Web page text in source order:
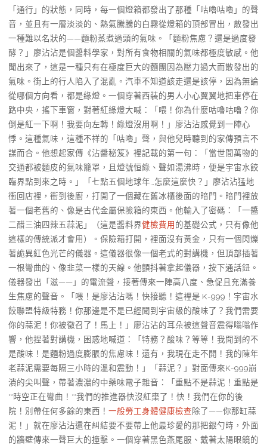
「通行」的狀態，同時，每一個燈箱都發出了那種「咕嚕咕嚕」的聲
音，並且有一層淡淡的、熱氣騰騰的白霧從燈箱的頂部冒出，散發出
一種難以名狀的——麵粉蒸煮過頭的氣味。「麵粉焦慮？還是過度發
酵？」廖沾沾是個醬料學家，對所有食物相關的氣味都極度敏感。他
聞出來了，這是一種只有在極度巨大的麵團因為壓力過大而散發出的
氣味。街上的行人陷入了混亂。汽車不知道該走還是該停，因為無論
從哪個方向看，都是綠燈。一個穿著西裝的男人小心翼翼地把車停在
路中央，搖下車窗，對著紅綠燈大喊：「喂！你為什麼咕嚕咕嚕？你
倒是紅一下啊！我要向左轉！綠燈沒用啊！」廖沾沾感覺到一陣心
悸。這種氣味，這種不祥的「咕嚕」聲，與他兒時聽到的家傳預言不
謀而合。他想起家傳《沾醬秘笈》裡記載的第一句：「當世間萬物的
交通都被麵皮的氣味籠罩，且燈號恒綠、聲如湯沸時，便是宇宙水餃
臨界點到來之時。」「七點五個地球年…怎麼這麼快？」廖沾沾猛地
衝回店裡，衝到後廚，打開了一個藏在舊冰櫃後面的暗門。暗門裡放
著一個老舊的、像是古代金屬保險箱的東西。他輸入了密碼：「一醬
二醋三油四辣五蒜泥」（這是醬料界健檢費用 的基礎公式，只有像他
這樣的傳統派才會用）。保險箱打開，裡面沒有黃金，只有一個閃爍
著詭異紅色光芒的儀器。這儀器很像一個老式的對講機，但頂部插著
一根彎曲的、像韭菜一樣的天線。他顫抖著拿起儀器，按下通話鈕。
儀器發出「滋——」的電流聲，接著傳來一陣高八度、急促且充滿養
生焦慮的聲音。「喂！是廖沾沾嗎！快接聽！這裡是 K-999！宇宙水
餃聯盟特級特務！你那邊是不是已經聞到宇宙級的酸味了？我們需要
你的蒜泥！你被徵召了！馬上！」廖沾沾的耳朵被這聲音震得嗡嗡作
響，他捏著對講機，困惑地喊道：「特務？酸味？等等！我聞到的不
是酸味！是麵粉過度膨脹的焦慮味！還有，我現在走不開！我的陳年
老蒜泥需要每隔三小時的溫和震動！」「蒜泥？」對面傳來K-999崩
潰的尖叫聲，帶著濃濃的中藥味電子雜音：「重點不是蒜泥！重點是
**時空正在彎曲！**我們的推進器快沒紅棗了！快！我們在你的後
院！別帶任何多餘的東西！ 一般勞工身體健康檢查除了——你那缸蒜
泥！」就在廖沾沾還在糾結要不要帶上他最珍愛的那把銀勺時，外面
的牆壁傳來一聲巨大的撞擊。一個穿著黑色燕尾服、戴著太陽眼鏡的